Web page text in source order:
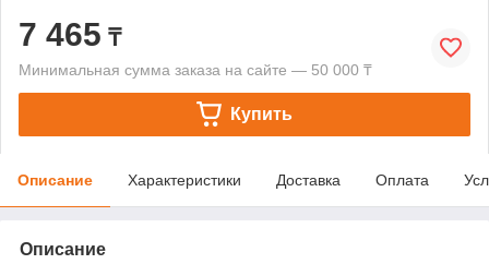
7 465 ₸
Минимальная сумма заказа на сайте — 50 000 ₸
Купить
Описание Характеристики Доставка Оплата
Описание